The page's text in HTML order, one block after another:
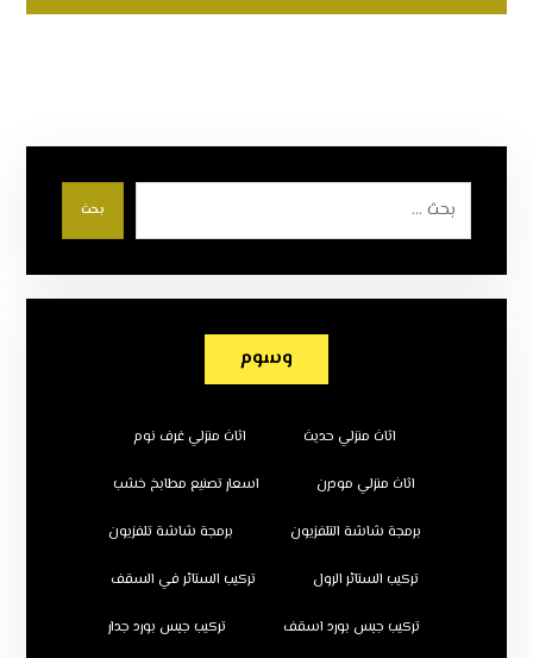
بحث
وسوم
اثاث منزلي حديث اثاث منزلي غرف نوم
اثاث منزلي مودرن اسعار تصنيع مطابخ خشب
برمجة شاشة التلفزيون برمجة شاشة تلفزيون
تركيب الستائر الرول تركيب الستائر في السقف
تركيب جبس بورد اسقف تركيب جبس بورد جدار